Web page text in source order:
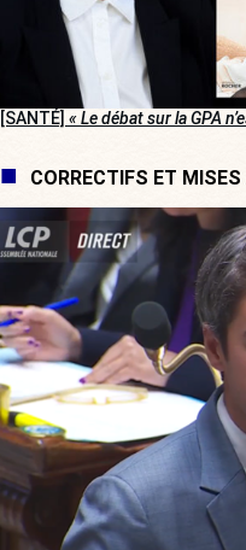
[SANTÉ] « Le débat sur la GPA
CORRECTIFS ET